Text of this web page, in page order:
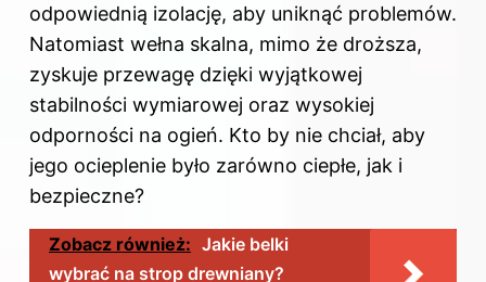
odpowiednią izolację, aby uniknąć problemów.
Natomiast wełna skalna, mimo że droższa,
zyskuje przewagę dzięki wyjątkowej
stabilności wymiarowej oraz wysokiej
odporności na ogień. Kto by nie chciał, aby
jego ocieplenie było zarówno ciepłe, jak i
bezpieczne?
Zobacz również: Jakie belki
wybrać na strop drewniany?